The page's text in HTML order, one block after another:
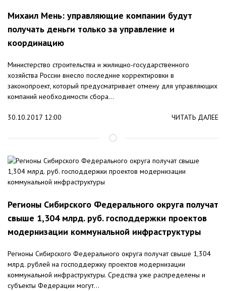
Михаил Мень: управляющие компании будут
получать деньги только за управление и
координацию
Министерство строительства и жилищно-государственного
хозяйства России внесло последние корректировки в
законопроект, который предусматривает отмену для управляющих
компаний необходимости сбора...
30.10.2017 12:00 ЧИТАТЬ ДАЛЕЕ
Регионы Сибирского Федерального округа получат
свыше 1,304 млрд. руб. господдержки проектов
модернизации коммунальной инфраструктуры
Регионы Сибирского Федерального округа получат свыше 1,304
млрд. рублей на господдержку проектов модернизации
коммунальной инфраструктуры. Средства уже распределены и
субъекты Федерации могут...